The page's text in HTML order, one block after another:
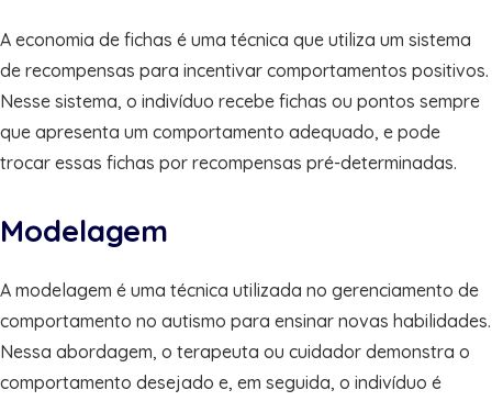
A economia de fichas é uma técnica que utiliza um sistema
de recompensas para incentivar comportamentos positivos.
Nesse sistema, o indivíduo recebe fichas ou pontos sempre
que apresenta um comportamento adequado, e pode
trocar essas fichas por recompensas pré-determinadas.
Modelagem
A modelagem é uma técnica utilizada no gerenciamento de
comportamento no autismo para ensinar novas habilidades.
Nessa abordagem, o terapeuta ou cuidador demonstra o
comportamento desejado e, em seguida, o indivíduo é